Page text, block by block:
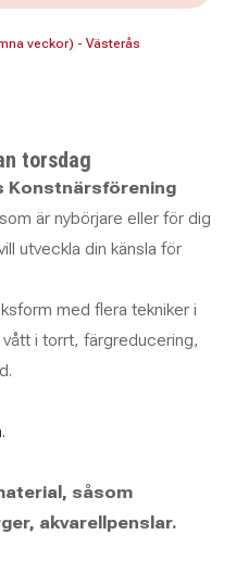
veckor) - Västerås
torsdag
Konstnärsförening
är nybörjare eller för dig
utveckla din känsla för
med flera tekniker i
i torrt, färgreducering,
såsom
akvarellpenslar.